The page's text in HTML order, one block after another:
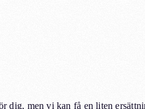
dig, men vi kan få en liten